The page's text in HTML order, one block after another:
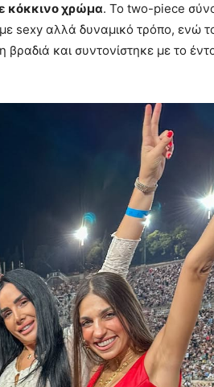
κόκκινο χρώμα. Το two-piece
sexy αλλά δυναμικό τρόπο, ενώ
και συντονίστηκε με το